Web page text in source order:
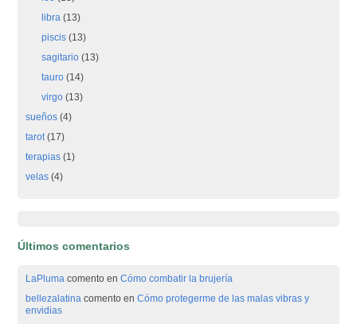
libra (13)
piscis (13)
sagitario (13)
tauro (14)
virgo (13)
sueños (4)
tarot(17)
terapias (1)
velas (4)
Últimos comentarios
LaPluma comento enCómo combatir la brujería
bellezalatina comento enCómo protegerme de las malas vibras y
envidias